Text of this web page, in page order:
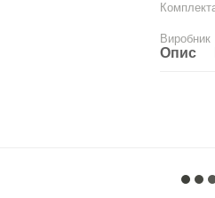
Виробник
Опис